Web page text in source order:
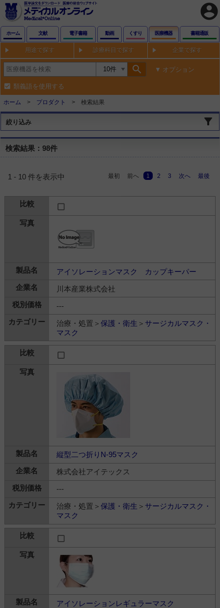
account_circle
ホーム 文献 電子書籍 動画 くすり 医療機器 書籍通販
用途で探す 診療科目で探す 企業で探す
search オプション
類義語を使用する
ホーム プロダクト 検索結果
絞り込み
検索結果：98件
1 - 10 件を表示中 最初 前へ 1 2 3 次へ 最後
アイソレーションマスク カップキーパー
川本産業株式会社
---
治療・処置＞ 保護・衛生 ＞ サージカルマスク・
マスク
縦型二つ折りN-95マスク
株式会社アイテックス
---
治療・処置＞ 保護・衛生 ＞ サージカルマスク・
マスク
アイソレーションレギュラーマスク